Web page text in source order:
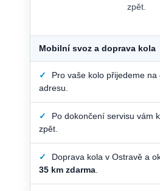
zpět.
Mobilní svoz a doprava kola
✓
Pro vaše kolo přijedeme na
adresu.
✓
Po dokončení servisu vám
zpět.
✓
Doprava kola v Ostravě a
35 km zdarma